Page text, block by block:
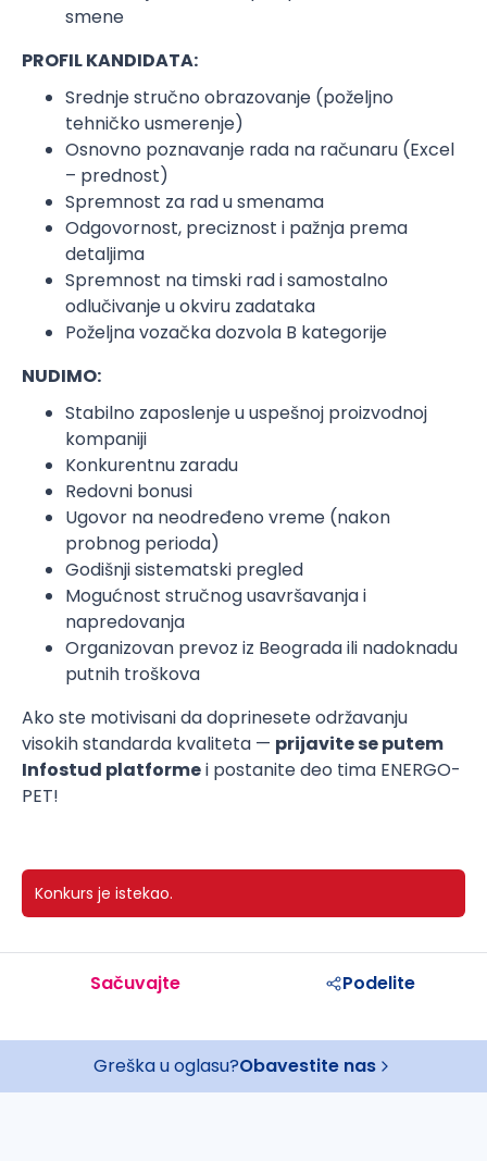
smene
PROFIL KANDIDATA:
Srednje stručno obrazovanje (poželjno
tehničko usmerenje)
Osnovno poznavanje rada na računaru (Excel
– prednost)
Spremnost za rad u smenama
Odgovornost, preciznost i pažnja prema
detaljima
Spremnost na timski rad i samostalno
odlučivanje u okviru zadataka
Poželjna vozačka dozvola B kategorije
NUDIMO:
Stabilno zaposlenje u uspešnoj proizvodnoj
kompaniji
Konkurentnu zaradu
Redovni bonusi
Ugovor na neodređeno vreme (nakon
probnog perioda)
Godišnji sistematski pregled
Mogućnost stručnog usavršavanja i
napredovanja
Organizovan prevoz iz Beograda ili nadoknadu
putnih troškova
Ako ste motivisani da doprinesete održavanju
visokih standarda kvaliteta — prijavite se putem
Infostud platformei postanite deo tima ENERGO-
PET!
Konkurs je istekao.
Sačuvajte Podelite
Greška u oglasu?Obavestite nas